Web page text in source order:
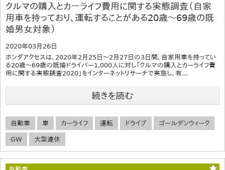
クルマの購入とカーライフ費用に関する実態調査（自家
用車を持っており、運転することがある20歳～69歳の既
婚男女対象）
2020年03月26日
ホンダアクセスは、2020年2月25日～2月27日の3日間、自家用車を持ってい
る20歳～69歳の既婚ドライバー1,000人に対し「クルマの購入とカーライフ費
用に関する実態調査2020」をインターネットリサーチで実施し、有...
続きを読む
自動車 車 カーライフ 運転 ドライブ ゴールデンウィーク
GW 大型連休